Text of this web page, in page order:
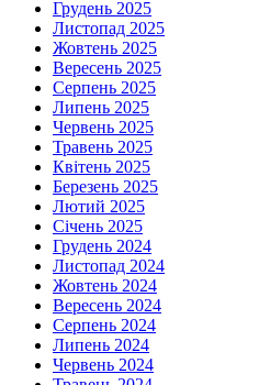
Грудень 2025
Листопад 2025
Жовтень 2025
Вересень 2025
Серпень 2025
Липень 2025
Червень 2025
Травень 2025
Квітень 2025
Березень 2025
Лютий 2025
Січень 2025
Грудень 2024
Листопад 2024
Жовтень 2024
Вересень 2024
Серпень 2024
Липень 2024
Червень 2024